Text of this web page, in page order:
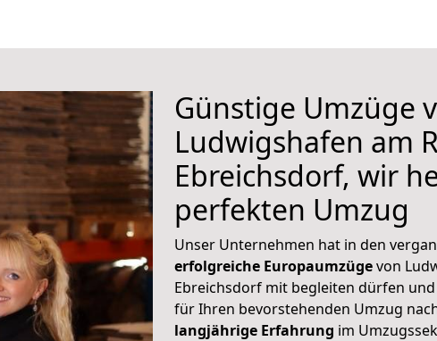
Günstige Umzüge
Ludwigshafen am
Ebreichsdorf, wir
perfekten Umzug
Unser Unternehmen hat in den
erfolgreiche Europaumzügevon
Ebreichsdorf mit begleiten dürfen
für Ihren bevorstehenden Umzug
langjährige Erfahrung im